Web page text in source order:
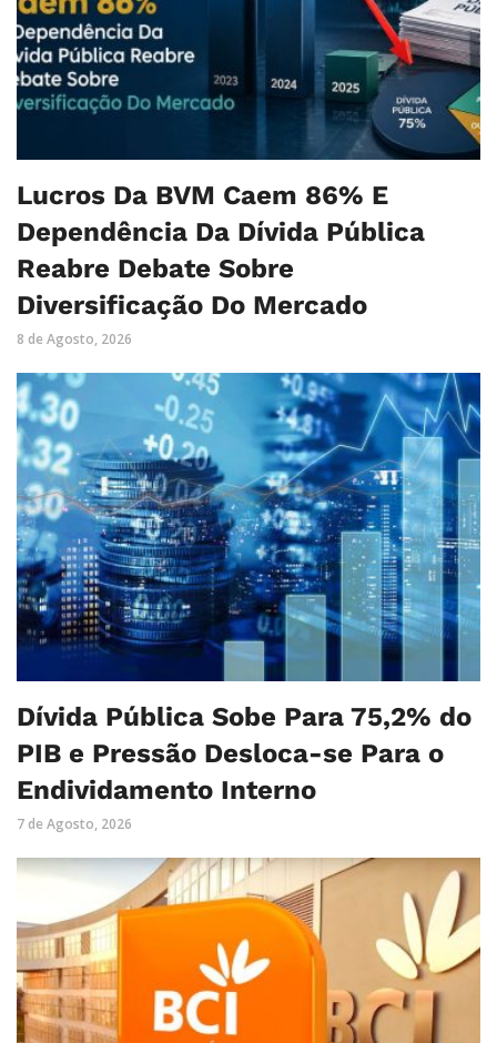
Lucros Da BVM Caem 86% E
Dependência Da Dívida Pública
Reabre Debate Sobre
Diversificação Do Mercado
8 de Agosto, 2026
Dívida Pública Sobe Para 75,2% do
PIB e Pressão Desloca-se Para o
Endividamento Interno
7 de Agosto, 2026